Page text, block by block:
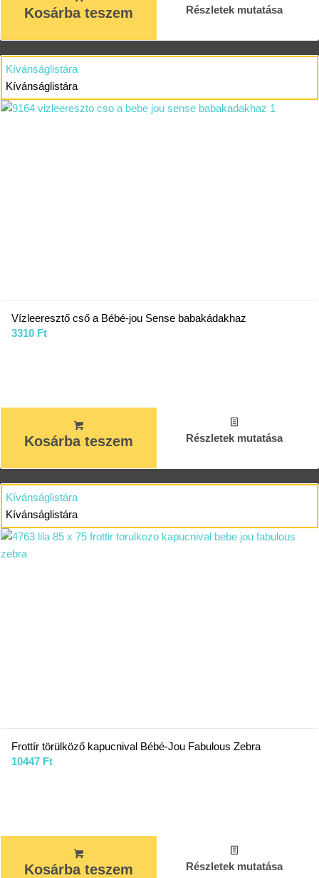
Kosárba teszem Részletek mutatása
Kívánságlistára
Kívánságlistára
Vízleeresztő cső a Bébé-jou Sense babakádakhaz
3310 Ft
Kosárba teszem Részletek mutatása
Kívánságlistára
Kívánságlistára
Frottír törülköző kapucnival Bébé-Jou Fabulous Zebra
10447 Ft
Kosárba teszem Részletek mutatása